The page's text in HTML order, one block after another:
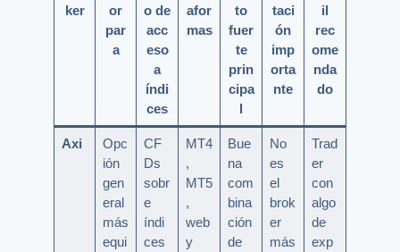
ker
or
par
a
o de
acc
eso
a
índi
ces
afor
mas
to
fuer
te
prin
cipa
l
taci
ón
imp
orta
nte
il
rec
ome
nda
do
Axi
Opc
ión
gen
eral
más
equi
CF
Ds
sobr
e
índi
ces
MT4
,
MT5
,
web
y
Bue
na
com
bina
ción
de
No
es
el
brok
er
más
Trad
er
con
algo
de
exp